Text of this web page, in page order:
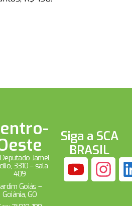
Jamel
3310 – sala
409
Goiás –
Goiânia, GO
Siga a SCA
BRASIL